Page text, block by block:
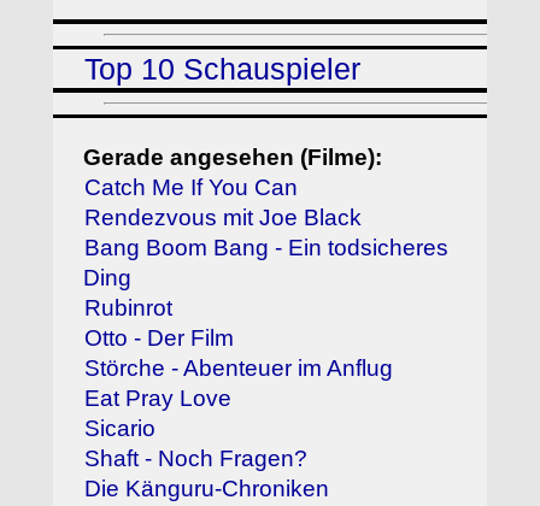
Top 10 Schauspieler
Gerade angesehen (Filme):
Catch Me If You Can
Rendezvous mit Joe Black
Bang Boom Bang - Ein todsicheres
Ding
Rubinrot
Otto - Der Film
Störche - Abenteuer im Anflug
Eat Pray Love
Sicario
Shaft - Noch Fragen?
Die Känguru-Chroniken